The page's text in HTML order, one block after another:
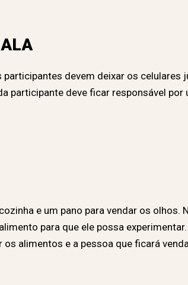
devem deixar os
participante deve ficar responsável
e um pano para vendar os
para que ele possa
alimentos e a pessoa que ficará